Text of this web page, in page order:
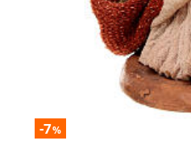
-7%